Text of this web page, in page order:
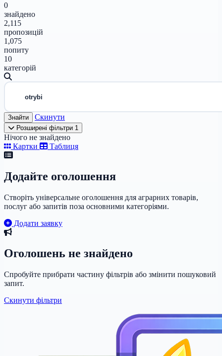
0
знайдено
2,115
пропозицій
1,075
попиту
10
категорій
Знайти Скинути
Розширені фільтри 1
Нічого не знайдено
Картки
Таблиця
Додайте оголошення
Створіть універсальне оголошення для аграрних товарів,
послуг або запитів поза основними категоріями.
Додати заявку
Оголошень не знайдено
Спробуйте прибрати частину фільтрів або змінити пошуковий
запит.
Скинути фільтри